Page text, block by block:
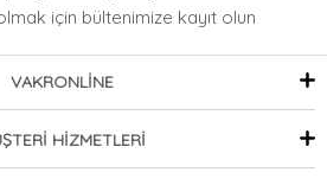
için bültenimize kayıt olun
VAKRONLİNE
HİZMETLERİ